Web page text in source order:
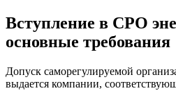
Вступление в СРО
основные требования
Допуск саморегулируемой
выдается компании,